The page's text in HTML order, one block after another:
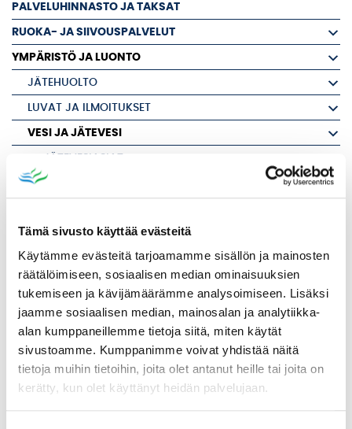
Tämä sivusto käyttää evästeitä
Käytämme evästeitä tarjoamamme sisällön ja mainosten
räätälöimiseen, sosiaalisen median ominaisuuksien
tukemiseen ja kävijämäärämme analysoimiseen. Lisäksi
jaamme sosiaalisen median, mainosalan ja analytiikka-
alan kumppaneillemme tietoja siitä, miten käytät
sivustoamme. Kumppanimme voivat yhdistää näitä
tietoja muihin tietoihin, joita olet antanut heille tai joita on
kerätty, kun olet käyttänyt heidän palvelujaan.
PALVELUHINNASTO JA TAKSAT
RUOKA- JA SIIVOUSPALVELUT
YMPÄRISTÖ JA LUONTO
JÄTEHUOLTO
LUVAT JA ILMOITUKSET
VESI JA JÄTEVESI
JÄTEVESIASIAT
VESIASIAT
AJANKOHTAISTA VESIOSUUSKUNNILLE
YMPÄRISTÖN- JA LUONNONSUOJELU
YMPÄRISTÖTERVEYS JA ELÄINLÄÄKÄRIPALVELUT
Tulosta
Löytyikö
sisällöstä
korjattavaa?
Jaa